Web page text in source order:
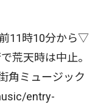
11時10分から▽
荒天時は中止。
角ミュージック
entry-